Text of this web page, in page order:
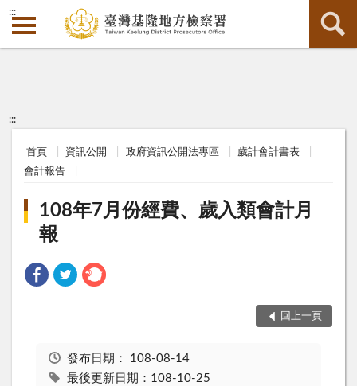
:::
:::
首頁 資訊公開 政府資訊公開法專區
歲計會計書表
會計報告
108年7月份經費、歲入類會計月
報
回上一頁
發布日期： 108-08-14
最後更新日期：108-10-25